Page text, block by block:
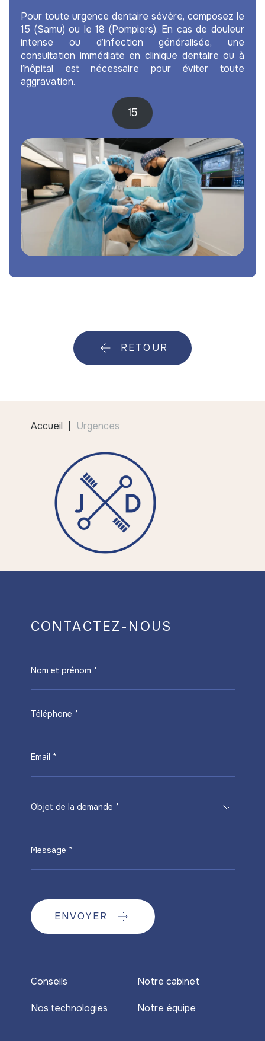
Pour toute urgence dentaire sévère, composez le
15 (Samu) ou le 18 (Pompiers). En cas de douleur
intense ou d’infection généralisée, une
consultation immédiate en clinique dentaire ou à
l’hôpital est nécessaire pour éviter toute
aggravation.
15
RETOUR
Accueil Urgences
CONTACTEZ-NOUS
Nom et prénom *
Téléphone *
Email *
Objet de la demande *
Message *
ENVOYER
Conseils
Nos technologies
Notre cabinet
Notre équipe